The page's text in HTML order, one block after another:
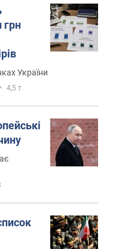
грн
України
4,5 т.